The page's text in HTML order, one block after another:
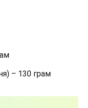
– 130 грам